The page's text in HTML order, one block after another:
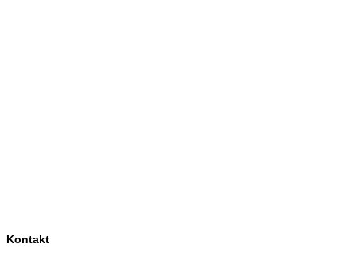
Kontakt